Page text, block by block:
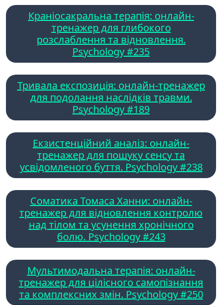
Краніосакральна терапія: онлайн-
тренажер для глибокого
розслаблення та відновлення.
Psychology #235
Тривала експозиція: онлайн-тренажер
для подолання наслідків травми.
Psychology #189
Екзистенційний аналіз: онлайн-
тренажер для пошуку сенсу та
усвідомленого буття. Psychology #238
Соматика Томаса Ханни: онлайн-
тренажер для відновлення контролю
над тілом та усунення хронічного
болю. Psychology #243
Мультимодальна терапія: онлайн-
тренажер для цілісного самопізнання
та комплексних змін. Psychology #250